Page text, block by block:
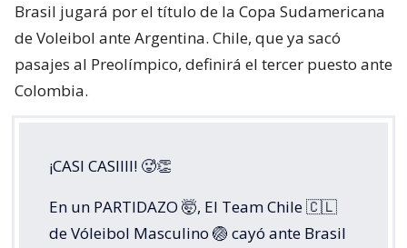
Brasil jugará por el título de la Copa Sudamericana
de Voleibol ante Argentina. Chile, que ya sacó
pasajes al Preolímpico, definirá el tercer puesto ante
Colombia.
¡CASI CASIIII! 🥵👏
En un PARTIDAZO 🤯, El Team Chile 🇨🇱
de Vóleibol Masculino 🏐 cayó ante Brasil